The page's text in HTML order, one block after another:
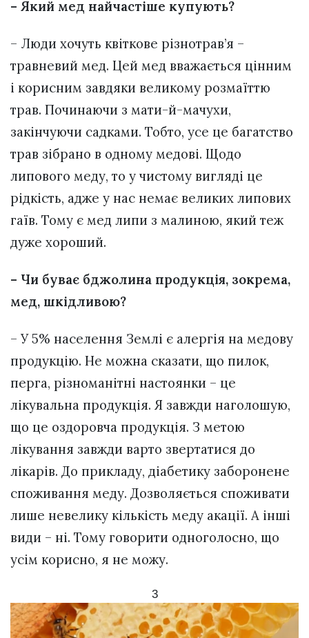
– Який мед найчастіше купують?
– Люди хочуть квіткове різнотрав’я –
травневий мед. Цей мед вважається цінним
і корисним завдяки великому розмаїттю
трав. Починаючи з мати-й-мачухи,
закінчуючи садками. Тобто, усе це багатство
трав зібрано в одному медові. Щодо
липового меду, то у чистому вигляді це
рідкість, адже у нас немає великих липових
гаїв. Тому є мед липи з малиною, який теж
дуже хороший.
– Чи буває бджолина продукція, зокрема,
мед, шкідливою?
– У 5% населення Землі є алергія на медову
продукцію. Не можна сказати, що пилок,
перга, різноманітні настоянки – це
лікувальна продукція. Я завжди наголошую,
що це оздоровча продукція. З метою
лікування завжди варто звертатися до
лікарів. До прикладу, діабетику заборонене
споживання меду. Дозволяється споживати
лише невелику кількість меду акації. А інші
види – ні. Тому говорити одноголосно, що
усім корисно, я не можу.
3